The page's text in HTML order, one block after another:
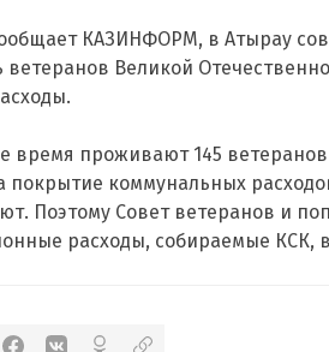
КАЗИНФОРМ, в Атырау
ветеранов Великой
время проживают 145
покрытие коммунальных
Поэтому Совет ветеранов и
расходы, собираемые КСК,